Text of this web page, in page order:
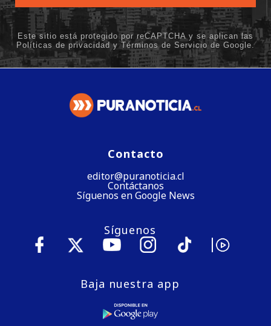
Contacto
editor@puranoticia.cl
Contáctanos
Síguenos en Google News
Síguenos
Baja nuestra app